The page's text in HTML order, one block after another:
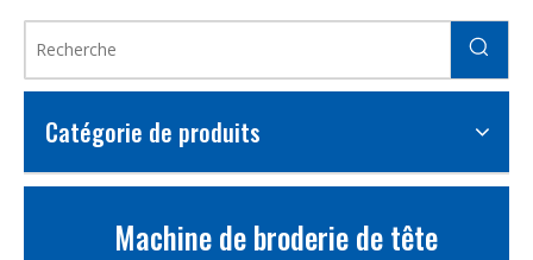
Catégorie de produits
Machine de broderie de tête